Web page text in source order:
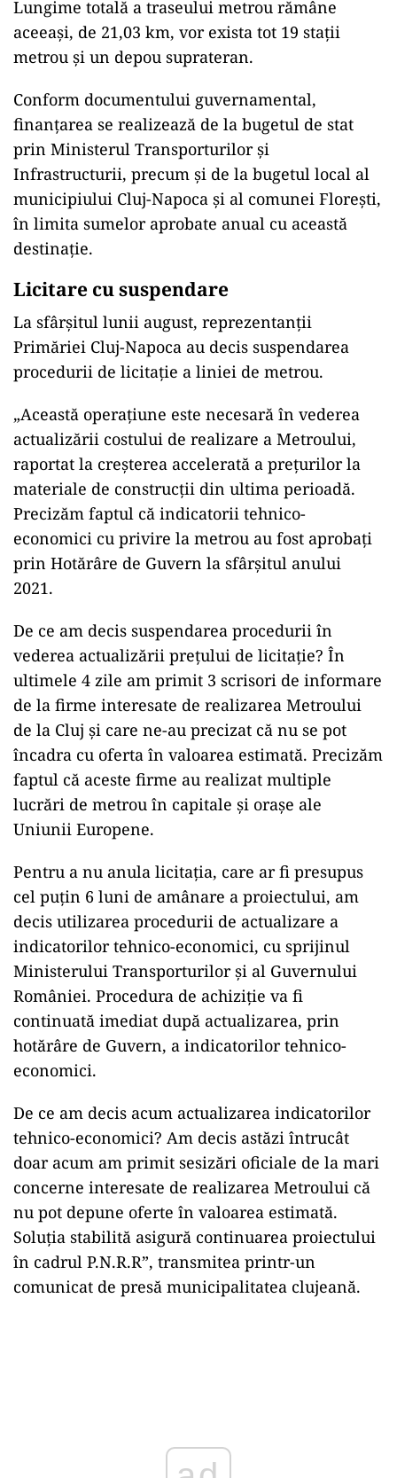
Lungime totală a traseului metrou rămâne
aceeași, de 21,03 km, vor exista tot 19 stații
metrou și un depou suprateran.
Conform documentului guvernamental,
finanțarea se realizează de la bugetul de stat
prin Ministerul Transporturilor şi
Infrastructurii, precum și de la bugetul local al
municipiului Cluj-Napoca și al comunei Florești,
în limita sumelor aprobate anual cu această
destinație.
Licitare cu suspendare
La sfârșitul lunii august, reprezentanții
Primăriei Cluj-Napoca au decis suspendarea
procedurii de licitație a liniei de metrou.
„Această operațiune este necesară în vederea
actualizării costului de realizare a Metroului,
raportat la creșterea accelerată a prețurilor la
materiale de construcții din ultima perioadă.
Precizăm faptul că indicatorii tehnico-
economici cu privire la metrou au fost aprobați
prin Hotărâre de Guvern la sfârșitul anului
2021.
De ce am decis suspendarea procedurii în
vederea actualizării prețului de licitație? În
ultimele 4 zile am primit 3 scrisori de informare
de la firme interesate de realizarea Metroului
de la Cluj și care ne-au precizat că nu se pot
încadra cu oferta în valoarea estimată. Precizăm
faptul că aceste firme au realizat multiple
lucrări de metrou în capitale și orașe ale
Uniunii Europene.
Pentru a nu anula licitația, care ar fi presupus
cel puțin 6 luni de amânare a proiectului, am
decis utilizarea procedurii de actualizare a
indicatorilor tehnico-economici, cu sprijinul
Ministerului Transporturilor și al Guvernului
României. Procedura de achiziție va fi
continuată imediat după actualizarea, prin
hotărâre de Guvern, a indicatorilor tehnico-
economici.
De ce am decis acum actualizarea indicatorilor
tehnico-economici? Am decis astăzi întrucât
doar acum am primit sesizări oficiale de la mari
concerne interesate de realizarea Metroului că
nu pot depune oferte în valoarea estimată.
Soluția stabilită asigură continuarea proiectului
în cadrul P.N.R.R”, transmitea printr-un
comunicat de presă municipalitatea clujeană.